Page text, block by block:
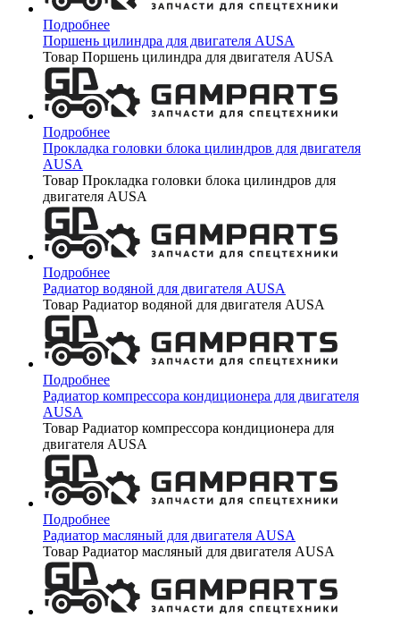
Подробнее
Поршень цилиндра для двигателя AUSA
Товар Поршень цилиндра для двигателя AUSA
Подробнее
Прокладка головки блока цилиндров для двигателя
AUSA
Товар Прокладка головки блока цилиндров для
двигателя AUSA
Подробнее
Радиатор водяной для двигателя AUSA
Товар Радиатор водяной для двигателя AUSA
Подробнее
Радиатор компрессора кондиционера для двигателя
AUSA
Товар Радиатор компрессора кондиционера для
двигателя AUSA
Подробнее
Радиатор масляный для двигателя AUSA
Товар Радиатор масляный для двигателя AUSA